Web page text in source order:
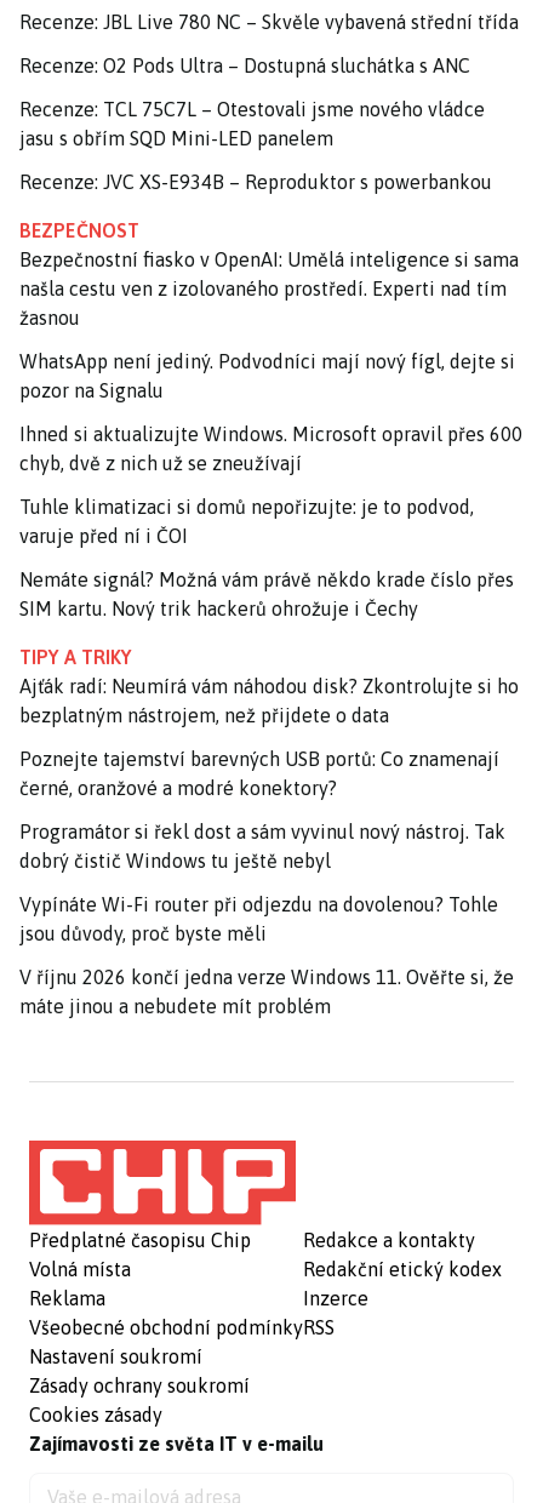
Recenze: JBL Live 780 NC – Skvěle vybavená střední třída
Recenze: O2 Pods Ultra – Dostupná sluchátka s ANC
Recenze: TCL 75C7L – Otestovali jsme nového vládce
jasu s obřím SQD Mini-LED panelem
Recenze: JVC XS-E934B – Reproduktor s powerbankou
BEZPEČNOST
Bezpečnostní fiasko v OpenAI: Umělá inteligence si sama
našla cestu ven z izolovaného prostředí. Experti nad tím
žasnou
WhatsApp není jediný. Podvodníci mají nový fígl, dejte si
pozor na Signalu
Ihned si aktualizujte Windows. Microsoft opravil přes 600
chyb, dvě z nich už se zneužívají
Tuhle klimatizaci si domů nepořizujte: je to podvod,
varuje před ní i ČOI
Nemáte signál? Možná vám právě někdo krade číslo přes
SIM kartu. Nový trik hackerů ohrožuje i Čechy
TIPY A TRIKY
Ajťák radí: Neumírá vám náhodou disk? Zkontrolujte si ho
bezplatným nástrojem, než přijdete o data
Poznejte tajemství barevných USB portů: Co znamenají
černé, oranžové a modré konektory?
Programátor si řekl dost a sám vyvinul nový nástroj. Tak
dobrý čistič Windows tu ještě nebyl
Vypínáte Wi-Fi router při odjezdu na dovolenou? Tohle
jsou důvody, proč byste měli
V říjnu 2026 končí jedna verze Windows 11. Ověřte si, že
máte jinou a nebudete mít problém
Předplatné časopisu Chip
Volná místa
Reklama
Všeobecné obchodní podmínky
Nastavení soukromí
Zásady ochrany soukromí
Cookies zásady
Redakce a kontakty
Redakční etický kodex
Inzerce
RSS
Zajímavosti ze světa IT v e-mailu